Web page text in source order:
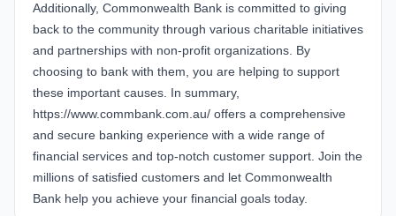
Additionally, Commonwealth Bank is committed to giving
back to the community through various charitable initiatives
and partnerships with non-profit organizations. By
choosing to bank with them, you are helping to support
these important causes. In summary,
https://www.commbank.com.au/ offers a comprehensive
and secure banking experience with a wide range of
financial services and top-notch customer support. Join the
millions of satisfied customers and let Commonwealth
Bank help you achieve your financial goals today.